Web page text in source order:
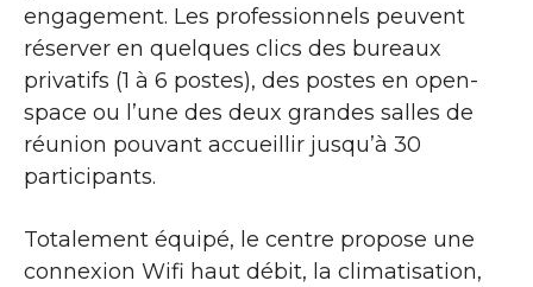
engagement. Les professionnels peuvent
réserver en quelques clics des bureaux
privatifs (1 à 6 postes), des postes en open-
space ou l’une des deux grandes salles de
réunion pouvant accueillir jusqu’à 30
participants.
Totalement équipé, le centre propose une
connexion Wifi haut débit, la climatisation,